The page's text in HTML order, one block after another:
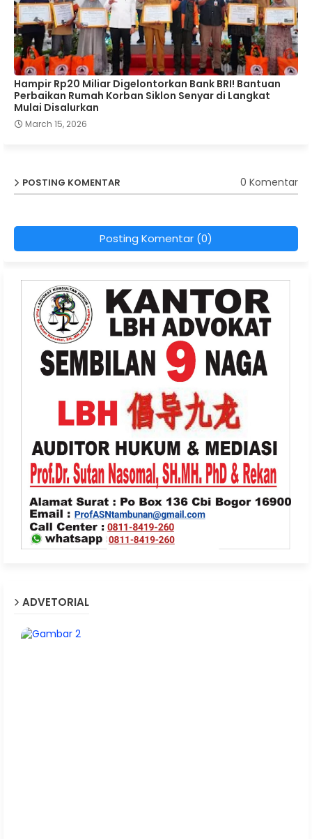
Hampir Rp20 Miliar Digelontorkan Bank BRI! Bantuan
Perbaikan Rumah Korban Siklon Senyar di Langkat
Mulai Disalurkan
March 15, 2026
POSTING KOMENTAR 0 Komentar
Posting Komentar (0)
ADVETORIAL